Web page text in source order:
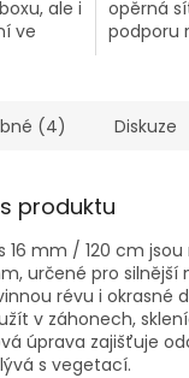
ale i
ve
opěrná
podporu
(4) Diskuze
produktu
16 mm / 120 cm
určené pro silnější
révu i okrasné
v záhonech,
úprava zajišťuje
s vegetací.